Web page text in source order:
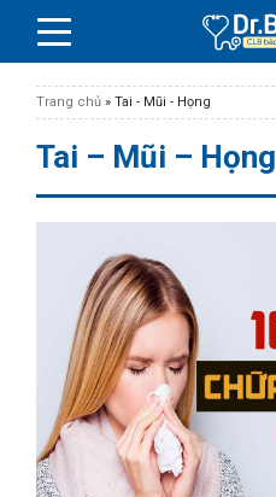
BỆNH PHỤ KHOA
BỆNH XƯƠNG KHỚP
SỨC KHỎE GIỚI TÍNH
TAI – MŨI – HỌNG
Trang chủ » Tai - Mũi - Họng
Tai – Mũi – Họng